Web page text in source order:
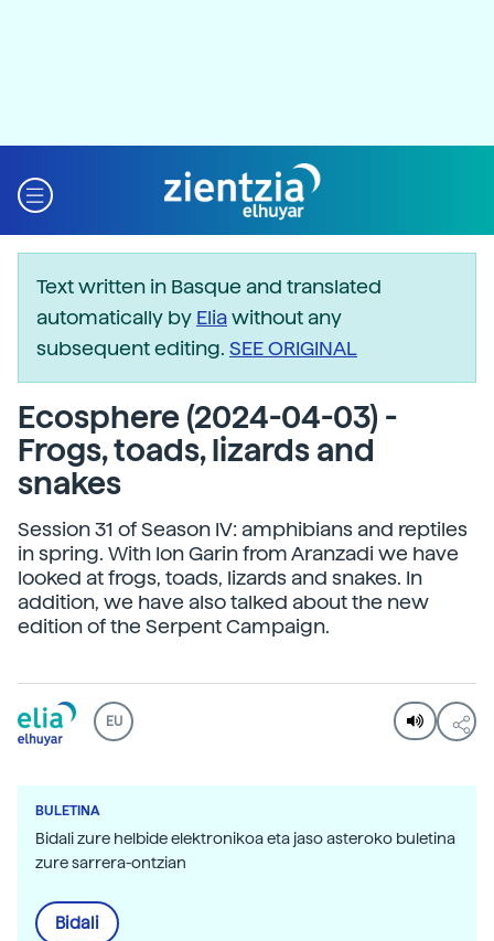
Text written in Basque and translated
automatically by Eliawithout any
subsequent editing. SEE ORIGINAL
Ecosphere (2024-04-03) -
Frogs, toads, lizards and
snakes
Session 31 of Season IV: amphibians and reptiles
in spring. With Ion Garin from Aranzadi we have
looked at frogs, toads, lizards and snakes. In
addition, we have also talked about the new
edition of the Serpent Campaign.
EU
BULETINA
Bidali zure helbide elektronikoa eta jaso asteroko buletina
zure sarrera-ontzian
Bidali